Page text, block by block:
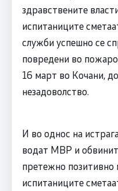
здравствените
испитаниците
служби успешно се
повредени во
16 март во Кочани,
незадоволство.
И во однос на
водат МВР и
претежно
испитаниците